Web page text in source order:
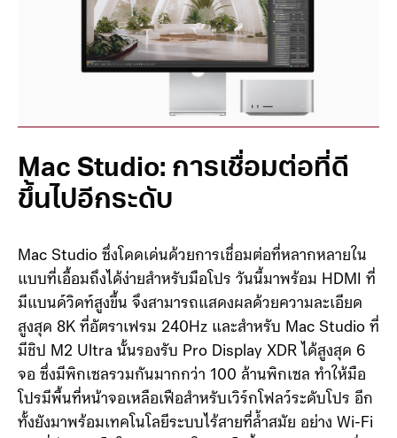
Mac Studio: การเชื่อมต่อที่ดี
ขึ้นไปอีกระดับ
Mac Studio ซึ่งโดดเด่นด้วยการเชื่อมต่อที่หลากหลายใน
แบบที่เอื้อมถึงได้ง่ายสำหรับมือโปร วันนี้มาพร้อม HDMI ที่
มีแบนด์วิดท์สูงขึ้น จึงสามารถแสดงผลด้วยความละเอียด
สูงสุด 8K ที่อัตราเฟรม 240Hz และสำหรับ Mac Studio ที่
มีชิป M2 Ultra นั้นรองรับ Pro Display XDR ได้สูงสุด 6
จอ ซึ่งมีพิกเซลรวมกันมากกว่า 100 ล้านพิกเซล ทำให้มือ
โปรมีพื้นที่หน้าจอเหลือเฟือสำหรับเวิร์กโฟลว์ระดับโปร อีก
ทั้งยังมาพร้อมเทคโนโลยีระบบไร้สายที่ล้ำสมัย อย่าง Wi-Fi